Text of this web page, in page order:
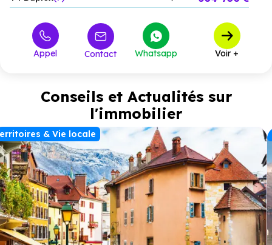
Appel Contact Whatsapp Voir +
Conseils et Actualités sur
l'immobilier
& Vie locale